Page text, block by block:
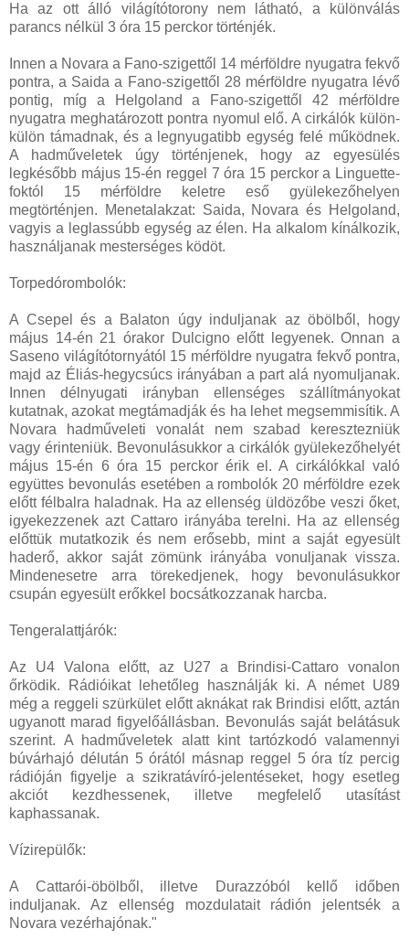
Ha az ott álló világítótorony nem látható, a különválás
parancs nélkül 3 óra 15 perckor történjék.
Innen a Novara a Fano-szigettől 14 mérföldre nyugatra fekvő
pontra, a Saida a Fano-szigettől 28 mérföldre nyugatra lévő
pontig, míg a Helgoland a Fano-szigettől 42 mérföldre
nyugatra meghatározott pontra nyomul elő. A cirkálók külön-
külön támadnak, és a legnyugatibb egység felé működnek.
A hadműveletek úgy történjenek, hogy az egyesülés
legkésőbb május 15-én reggel 7 óra 15 perckor a Linguette-
foktól 15 mérföldre keletre eső gyülekezőhelyen
megtörténjen. Menetalakzat: Saida, Novara és Helgoland,
vagyis a leglassúbb egység az élen. Ha alkalom kínálkozik,
használjanak mesterséges ködöt.
Torpedórombolók:
A Csepel és a Balaton úgy induljanak az öbölből, hogy
május 14-én 21 órakor Dulcigno előtt legyenek. Onnan a
Saseno világítótornyától 15 mérföldre nyugatra fekvő pontra,
majd az Éliás-hegycsúcs irányában a part alá nyomuljanak.
Innen délnyugati irányban ellenséges szállítmányokat
kutatnak, azokat megtámadják és ha lehet megsemmisítik. A
Novara hadműveleti vonalát nem szabad keresztezniük
vagy érinteniük. Bevonulásukkor a cirkálók gyülekezőhelyét
május 15-én 6 óra 15 perckor érik el. A cirkálókkal való
együttes bevonulás esetében a rombolók 20 mérföldre ezek
előtt félbalra haladnak. Ha az ellenség üldözőbe veszi őket,
igyekezzenek azt Cattaro irányába terelni. Ha az ellenség
előttük mutatkozik és nem erősebb, mint a saját egyesült
haderő, akkor saját zömünk irányába vonuljanak vissza.
Mindenesetre arra törekedjenek, hogy bevonulásukkor
csupán egyesült erőkkel bocsátkozzanak harcba.
Tengeralattjárók:
Az U4 Valona előtt, az U27 a Brindisi-Cattaro vonalon
őrködik. Rádióikat lehetőleg használják ki. A német U89
még a reggeli szürkület előtt aknákat rak Brindisi előtt, aztán
ugyanott marad figyelőállásban. Bevonulás saját belátásuk
szerint. A hadműveletek alatt kint tartózkodó valamennyi
búvárhajó délután 5 órától másnap reggel 5 óra tíz percig
rádióján figyelje a szikratávíró-jelentéseket, hogy esetleg
akciót kezdhessenek, illetve megfelelő utasítást
kaphassanak.
Vízirepülők:
A Cattarói-öbölből, illetve Durazzóból kellő időben
induljanak. Az ellenség mozdulatait rádión jelentsék a
Novara vezérhajónak."